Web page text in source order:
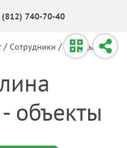
(812) 740-70-40
/ Сотрудники / Курицына
объекты